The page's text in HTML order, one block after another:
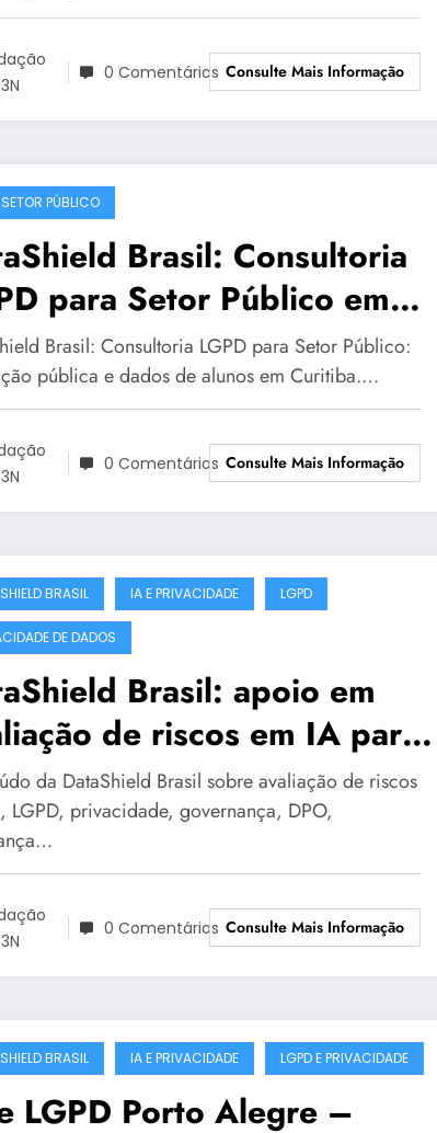
0 Comentários Consulte Mais Informação
PÚBLICO
Brasil: Consultoria
para Setor Público em
para LGPD no setor
| Série DataShield 127
Brasil: Consultoria LGPD para Setor Público:
pública e dados de alunos em Curitiba.…
0 Comentários Consulte Mais Informação
BRASIL IA E PRIVACIDADE LGPD
DE DADOS
Brasil: apoio em
de riscos em IA para
em Natal #0018
da DataShield Brasil sobre avaliação de riscos
LGPD, privacidade, governança, DPO,
0 Comentários Consulte Mais Informação
BRASIL IA E PRIVACIDADE LGPD E PRIVACIDADE
LGPD Porto Alegre –